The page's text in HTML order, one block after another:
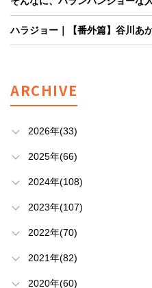
ハラジョー｜【番外篇】谷川あ
ARCHIVE
2026年(33)
2025年(66)
2024年(108)
2023年(107)
2022年(70)
2021年(82)
2020年(60)